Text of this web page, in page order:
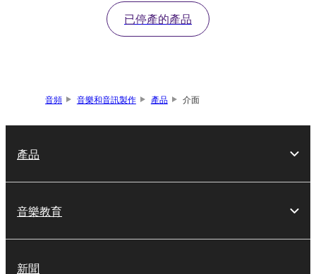
的入門套件。
資
訊
已停產的產品
音頻 音樂和音訊製作 產品 介面
產品
音樂教育
新聞